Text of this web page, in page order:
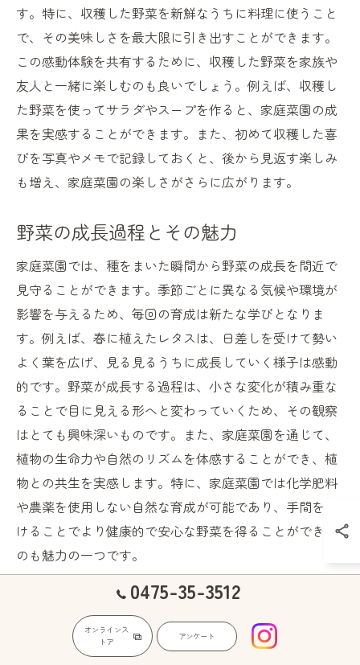
す。特に、収穫した野菜を新鮮なうちに料理に使うこと
で、その美味しさを最大限に引き出すことができます。
この感動体験を共有するために、収穫した野菜を家族や
友人と一緒に楽しむのも良いでしょう。例えば、収穫し
た野菜を使ってサラダやスープを作ると、家庭菜園の成
果を実感することができます。また、初めて収穫した喜
びを写真やメモで記録しておくと、後から見返す楽しみ
も増え、家庭菜園の楽しさがさらに広がります。
野菜の成長過程とその魅力
家庭菜園では、種をまいた瞬間から野菜の成長を間近で
見守ることができます。季節ごとに異なる気候や環境が
影響を与えるため、毎回の育成は新たな学びとなりま
す。例えば、春に植えたレタスは、日差しを受けて勢い
よく葉を広げ、見る見るうちに成長していく様子は感動
的です。野菜が成長する過程は、小さな変化が積み重な
ることで目に見える形へと変わっていくため、その観察
はとても興味深いものです。また、家庭菜園を通じて、
植物の生命力や自然のリズムを体感することができ、植
物との共生を実感します。特に、家庭菜園では化学肥料
や農薬を使用しない自然な育成が可能であり、手間をか
けることでより健康的で安心な野菜を得ることができる
のも魅力の一つです。
家庭菜園の成果を共有する楽しみ
家庭菜園で育てた野菜は、収穫の喜びを家族や友人と共
0475-35-3512
オンラインス
トア
アンケート